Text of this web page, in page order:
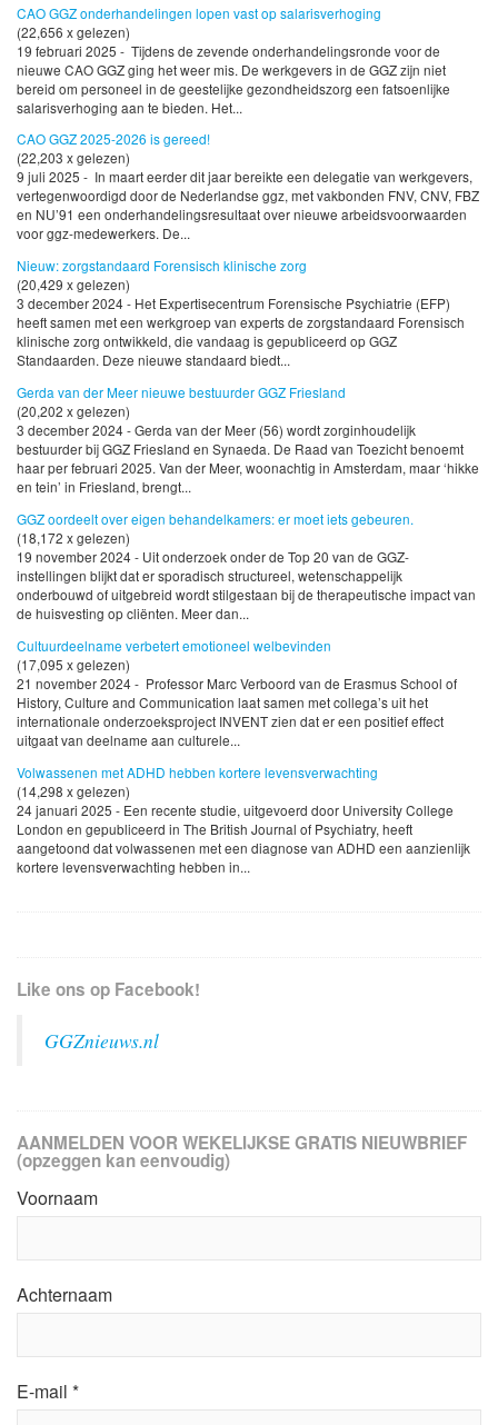
CAO GGZ onderhandelingen lopen vast op salarisverhoging
(22,656 x gelezen)
19 februari 2025 - Tijdens de zevende onderhandelingsronde voor de
nieuwe CAO GGZ ging het weer mis. De werkgevers in de GGZ zijn niet
bereid om personeel in de geestelijke gezondheidszorg een fatsoenlijke
salarisverhoging aan te bieden. Het...
CAO GGZ 2025-2026 is gereed!
(22,203 x gelezen)
9 juli 2025 - In maart eerder dit jaar bereikte een delegatie van werkgevers,
vertegenwoordigd door de Nederlandse ggz, met vakbonden FNV, CNV, FBZ
en NU’91 een onderhandelingsresultaat over nieuwe arbeidsvoorwaarden
voor ggz-medewerkers. De...
Nieuw: zorgstandaard Forensisch klinische zorg
(20,429 x gelezen)
3 december 2024 - Het Expertisecentrum Forensische Psychiatrie (EFP)
heeft samen met een werkgroep van experts de zorgstandaard Forensisch
klinische zorg ontwikkeld, die vandaag is gepubliceerd op GGZ
Standaarden. Deze nieuwe standaard biedt...
Gerda van der Meer nieuwe bestuurder GGZ Friesland
(20,202 x gelezen)
3 december 2024 - Gerda van der Meer (56) wordt zorginhoudelijk
bestuurder bij GGZ Friesland en Synaeda. De Raad van Toezicht benoemt
haar per februari 2025. Van der Meer, woonachtig in Amsterdam, maar ‘hikke
en tein’ in Friesland, brengt...
GGZ oordeelt over eigen behandelkamers: er moet iets gebeuren.
(18,172 x gelezen)
19 november 2024 - Uit onderzoek onder de Top 20 van de GGZ-
instellingen blijkt dat er sporadisch structureel, wetenschappelijk
onderbouwd of uitgebreid wordt stilgestaan bij de therapeutische impact van
de huisvesting op cliënten. Meer dan...
Cultuurdeelname verbetert emotioneel welbevinden
(17,095 x gelezen)
21 november 2024 - Professor Marc Verboord van de Erasmus School of
History, Culture and Communication laat samen met collega’s uit het
internationale onderzoeksproject INVENT zien dat er een positief effect
uitgaat van deelname aan culturele...
Volwassenen met ADHD hebben kortere levensverwachting
(14,298 x gelezen)
24 januari 2025 - Een recente studie, uitgevoerd door University College
London en gepubliceerd in The British Journal of Psychiatry, heeft
aangetoond dat volwassenen met een diagnose van ADHD een aanzienlijk
kortere levensverwachting hebben in...
Like ons op Facebook!
GGZnieuws.nl
AANMELDEN VOOR WEKELIJKSE GRATIS NIEUWBRIEF
(opzeggen kan eenvoudig)
Voornaam
Achternaam
E-mail *